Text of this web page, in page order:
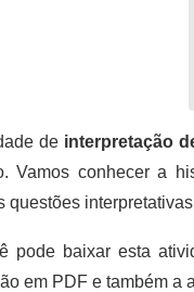
deinterpretação
Vamos conhecer a
questões
baixar esta
em PDF e também a